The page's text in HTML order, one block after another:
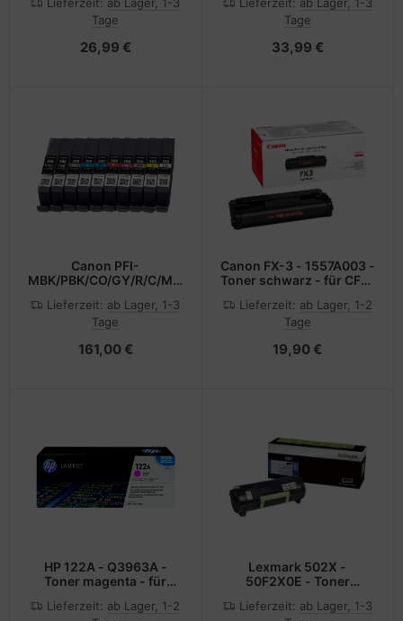
Lieferzeit: ab Lager, 1-3
Tage
26,99 €
Lieferzeit: ab Lager, 1-3
Tage
33,99 €
Canon PFI-
MBK/PBK/CO/GY/R/C/M/Y/PC/PM
Multipack
Lieferzeit: ab Lager, 1-3
Tage
161,00 €
Canon FX-3 - 1557A003 -
Toner schwarz - für CFX-
FAXPHONE L80; LASER
CLASS 1060 20XX;
Lieferzeit: ab Lager, 1-2
Tage
19,90 €
HP 122A - Q3963A -
Toner magenta - für
2550Ln, 2550n, 2820,
Lieferzeit: ab Lager, 1-2
Lexmark 502X -
50F2X0E - Toner
MS410dn, MS415dn,
Lieferzeit: ab Lager, 1-3